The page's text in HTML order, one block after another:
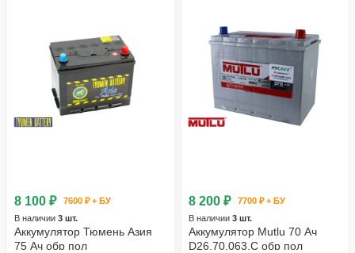
8 100 ₽
7600 ₽ + БУ
В наличии 3 шт.
Аккумулятор Тюмень Азия
75 Ач обр пол
8 200 ₽
7700 ₽ + БУ
В наличии 3 шт.
Аккумулятор Mutlu 70 Ач
D26.70.063.C обр пол